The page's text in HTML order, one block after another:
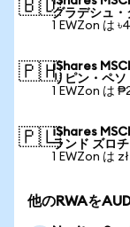
🇧🇩グラデシュ・
1 EWZon は
🇵🇭iShares
リピン・ペソ
1 EWZon は
🇵🇱iShares
ランド ズロチ
1 EWZon は
他のRWAを